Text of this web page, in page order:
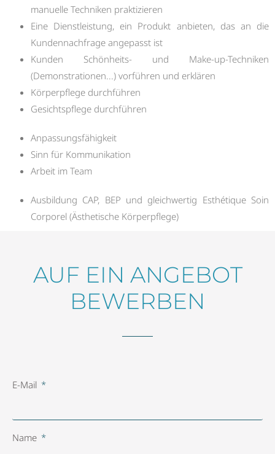
manuelle Techniken praktizieren
Eine Dienstleistung, ein Produkt anbieten, das an die
Kundennachfrage angepasst ist
Kunden Schönheits- und Make-up-Techniken
(Demonstrationen...) vorführen und erklären
Körperpflege durchführen
Gesichtspflege durchführen
Anpassungsfähigkeit
Sinn für Kommunikation
Arbeit im Team
Ausbildung CAP, BEP und gleichwertig Esthétique Soin
Corporel (Ästhetische Körperpflege)
AUF EIN ANGEBOT
BEWERBEN
E-Mail
Name